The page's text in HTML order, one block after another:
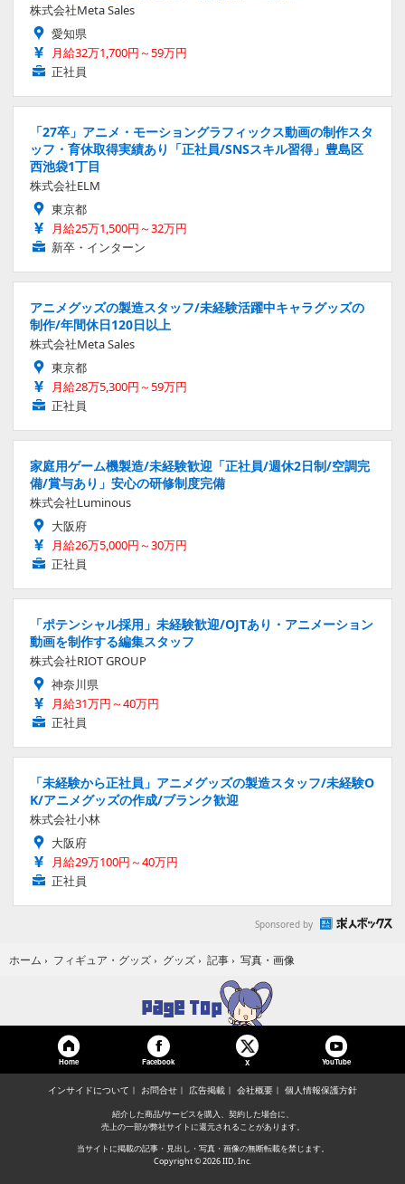
株式会社Meta Sales
愛知県
月給32万1,700円～59万円
正社員
「27卒」アニメ・モーショングラフィックス動画の制作スタ
ッフ・育休取得実績あり「正社員/SNSスキル習得」豊島区
西池袋1丁目
株式会社ELM
東京都
月給25万1,500円～32万円
新卒・インターン
アニメグッズの製造スタッフ/未経験活躍中キャラグッズの
制作/年間休日120日以上
株式会社Meta Sales
東京都
月給28万5,300円～59万円
正社員
家庭用ゲーム機製造/未経験歓迎「正社員/週休2日制/空調完
備/賞与あり」安心の研修制度完備
株式会社Luminous
大阪府
月給26万5,000円～30万円
正社員
「ポテンシャル採用」未経験歓迎/OJTあり・アニメーション
動画を制作する編集スタッフ
株式会社RIOT GROUP
神奈川県
月給31万円～40万円
正社員
「未経験から正社員」アニメグッズの製造スタッフ/未経験O
K/アニメグッズの作成/ブランク歓迎
株式会社小林
大阪府
月給29万100円～40万円
正社員
Sponsored by
ホーム › フィギュア・グッズ › グッズ › 記事 › 写真・画像
Home Facebook X YouTube
インサイドについて お問合せ 広告掲載 会社概要 個人情報保護方針
紹介した商品/サービスを購入、契約した場合に、
売上の一部が弊社サイトに還元されることがあります。
当サイトに掲載の記事・見出し・写真・画像の無断転載を禁じます。
Copyright © 2026 IID, Inc.